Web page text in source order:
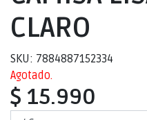
CLARO
SKU: 7884887152334
Agotado.
$ 15.990